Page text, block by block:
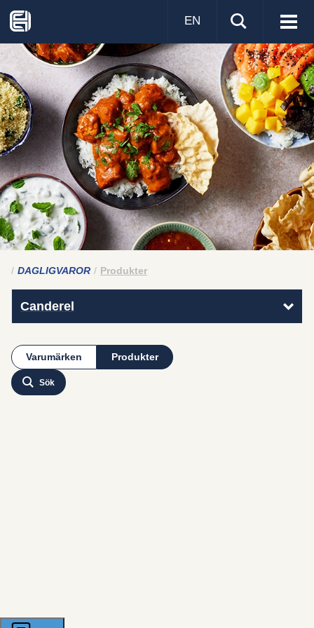
Visa
EN
DAGLIGVAROR Produkter
Canderel
Varumärken Produkter
Sök